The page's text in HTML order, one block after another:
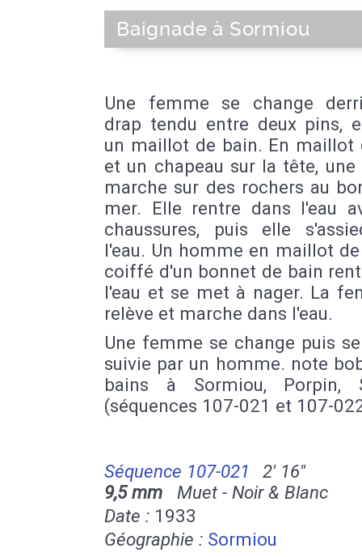
Baignade à Sormiou
Une femme se change
drap tendu entre deux pins,
un maillot de bain. En maillot
et un chapeau sur la tête,
marche sur des rochers au
mer. Elle rentre dans l'eau
chaussures, puis elle
l'eau. Un homme en maillot
coiffé d'un bonnet de bain
l'eau et se met à nager. La
relève et marche dans l'eau.
Une femme se change puis
suivie par un homme. note
bains à Sormiou, Porpin,
(séquences 107-021 et 107-
Séquence 107-021
2' 16''
9,5 mm Muet - Noir & Blanc
Date : 1933
Géographie : Sormiou